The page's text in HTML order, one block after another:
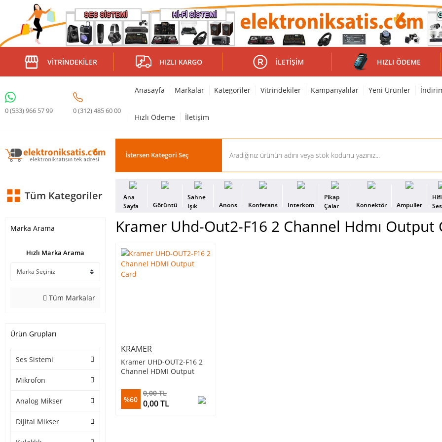
VITRINDEKILER HIZLI KARGO İLETIŞIM HIZLI ÖDEME
0 (533) 966 57 99 0 (312) 485 60 00
Anasayfa Markalar Kategoriler Vitrindekiler Kampanyalılar Yeni Ürünler
Hızlı Ödeme İletişim
Tüm Kategoriler
Ana
Sayfa
Görüntü
Sahne
Işık
Anons Konferans Interkom
Pikap
Çalar
Konnektör Ampuller
Hifi
Ses
Marka Arama
Hızlı Marka Arama
Tüm Markalar
Ürün Grupları
Ses Sistemi
Mikrofon
Analog Mikser
Dijital Mikser
Kramer Uhd-Out2-F16 2 Channel Hdmı Output
KRAMER
Kramer UHD-OUT2-F16 2
Channel HDMI Output
%60
0,00 TL
0,00 TL